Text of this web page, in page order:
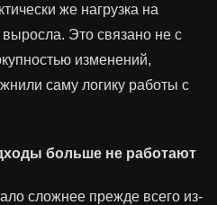
же нагрузка на
Это связано не с
изменений,
саму логику работы с
больше не работают
сложнее прежде всего из-